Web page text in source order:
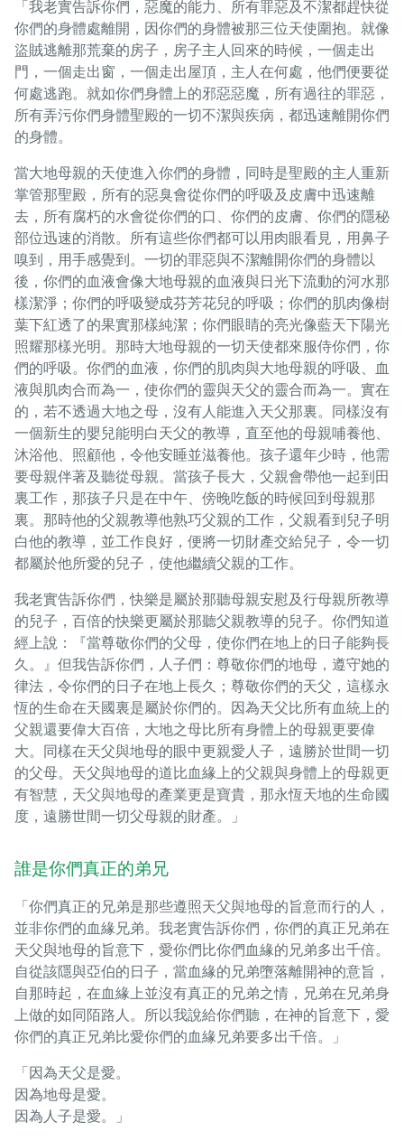
「我老實告訴你們，惡魔的能力、所有罪惡及不潔都趕快從
你們的身體處離開，因你們的身體被那三位天使圍抱。就像
盜賊逃離那荒棄的房子，房子主人回來的時候，一個走出
門，一個走出窗，一個走出屋頂，主人在何處，他們便要從
何處逃跑。就如你們身體上的邪惡惡魔，所有過往的罪惡，
所有弄污你們身體聖殿的一切不潔與疾病，都迅速離開你們
的身體。
當大地母親的天使進入你們的身體，同時是聖殿的主人重新
掌管那聖殿，所有的惡臭會從你們的呼吸及皮膚中迅速離
去，所有腐朽的水會從你們的口、你們的皮膚、你們的隱秘
部位迅速的消散。所有這些你們都可以用肉眼看見，用鼻子
嗅到，用手感覺到。一切的罪惡與不潔離開你們的身體以
後，你們的血液會像大地母親的血液與日光下流動的河水那
樣潔淨；你們的呼吸變成芬芳花兒的呼吸；你們的肌肉像樹
葉下紅透了的果實那樣純潔；你們眼睛的亮光像藍天下陽光
照耀那樣光明。那時大地母親的一切天使都來服侍你們，你
們的呼吸。你們的血液，你們的肌肉與大地母親的呼吸、血
液與肌肉合而為一，使你們的靈與天父的靈合而為一。實在
的，若不透過大地之母，沒有人能進入天父那裏。同樣沒有
一個新生的嬰兒能明白天父的教導，直至他的母親哺養他、
沐浴他、照顧他，令他安睡並滋養他。孩子還年少時，他需
要母親伴著及聽從母親。當孩子長大，父親會帶他一起到田
裏工作，那孩子只是在中午、傍晚吃飯的時候回到母親那
裏。那時他的父親教導他熟巧父親的工作，父親看到兒子明
白他的教導，並工作良好，便將一切財產交給兒子，令一切
都屬於他所愛的兒子，使他繼續父親的工作。
我老實告訴你們，快樂是屬於那聽母親安慰及行母親所教導
的兒子，百倍的快樂更屬於那聽父親教導的兒子。你們知道
經上說：『當尊敬你們的父母，使你們在地上的日子能夠長
久。』但我告訴你們，人子們：尊敬你們的地母，遵守她的
律法，令你們的日子在地上長久；尊敬你們的天父，這樣永
恆的生命在天國裏是屬於你們的。因為天父比所有血統上的
父親還要偉大百倍，大地之母比所有身體上的母親更要偉
大。同樣在天父與地母的眼中更親愛人子，遠勝於世間一切
的父母。天父與地母的道比血緣上的父親與身體上的母親更
有智慧，天父與地母的產業更是寶貴，那永恆天地的生命國
度，遠勝世間一切父母親的財產。」
誰是你們真正的弟兄
「你們真正的兄弟是那些遵照天父與地母的旨意而行的人，
並非你們的血緣兄弟。我老實告訴你們，你們的真正兄弟在
天父與地母的旨意下，愛你們比你們血緣的兄弟多出千倍。
自從該隱與亞伯的日子，當血緣的兄弟墮落離開神的意旨，
自那時起，在血緣上並沒有真正的兄弟之情，兄弟在兄弟身
上做的如同陌路人。所以我說給你們聽，在神的旨意下，愛
你們的真正兄弟比愛你們的血緣兄弟要多出千倍。」
「因為天父是愛。
因為地母是愛。
因為人子是愛。」